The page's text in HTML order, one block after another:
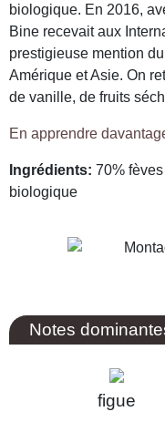
biologique. En 2016,
Bine recevait aux
prestigieuse mention
Amérique et Asie. On
de vanille, de fruits
En apprendre
Ingrédients: 70%
biologique
Notes
figue